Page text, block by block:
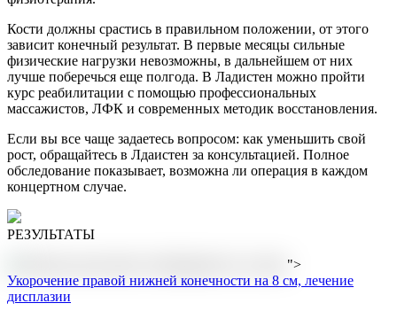
Кости должны срастись в правильном положении, от этого
зависит конечный результат. В первые месяцы сильные
физические нагрузки невозможны, в дальнейшем от них
лучше поберечься еще полгода. В Ладистен можно пройти
курс реабилитации с помощью профессиональных
массажистов, ЛФК и современных методик восстановления.
Если вы все чаще задаетесь вопросом: как уменьшить свой
рост, обращайтесь в Лдаистен за консультацией. Полное
обследование показывает, возможна ли операция в каждом
концертном случае.
РЕЗУЛЬТАТЫ
">
Укорочение правой нижней конечности на 8 см, лечение
дисплазии